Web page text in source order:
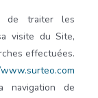
de traiter les
visite du Site,
effectuées.
navigation de